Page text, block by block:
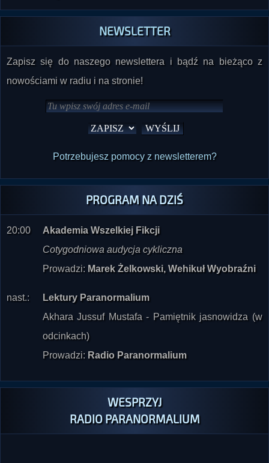
NEWSLETTER
Zapisz się do naszego newslettera i bądź na bieżąco z
nowościami w radiu i na stronie!
Potrzebujesz pomocy z newsletterem?
PROGRAM NA DZIŚ
20:00
Akademia Wszelkiej Fikcji
Cotygodniowa audycja cykliczna
Prowadzi: Marek Żelkowski, Wehikuł Wyobraźni
nast.:
Lektury Paranormalium
Akhara Jussuf Mustafa - Pamiętnik jasnowidza (w
odcinkach)
Prowadzi: Radio Paranormalium
WESPRZYJ
RADIO PARANORMALIUM